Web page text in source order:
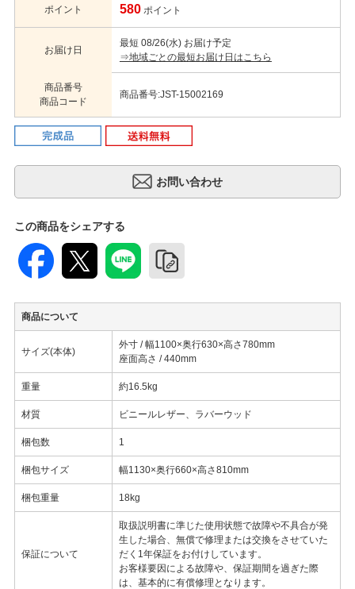
ポイント 580 ポイント
お届け日
最短 08/26(水) お届け予定
⇒地域ごとの最短お届け日はこちら
商品番号
商品コード
商品番号:JST-15002169
この商品をシェアする
商品について
サイズ(本体)
外寸 / 幅1100×奥行630×高さ780mm
座面高さ / 440mm
重量 約16.5kg
材質 ビニールレザー、ラバーウッド
梱包数 1
梱包サイズ 幅1130×奥行660×高さ810mm
梱包重量 18kg
保証について
取扱説明書に準じた使用状態で故障や不具合が発
生した場合、無償で修理または交換をさせていた
だく1年保証をお付けしています。
お客様要因による故障や、保証期間を過ぎた際
は、基本的に有償修理となります。